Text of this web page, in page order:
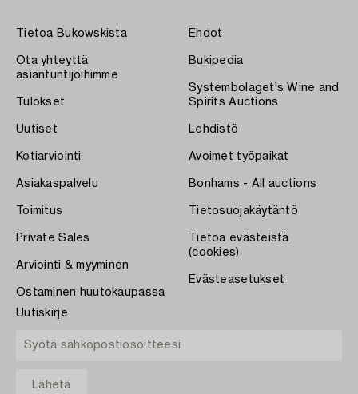
Tietoa Bukowskista
Ota yhteyttä
asiantuntijoihimme
Tulokset
Uutiset
Kotiarviointi
Asiakaspalvelu
Toimitus
Private Sales
Arviointi & myyminen
Ostaminen huutokaupassa
Ehdot
Bukipedia
Systembolaget's Wine and
Spirits Auctions
Lehdistö
Avoimet työpaikat
Bonhams - All auctions
Tietosuojakäytäntö
Tietoa evästeistä
(cookies)
Evästeasetukset
Uutiskirje